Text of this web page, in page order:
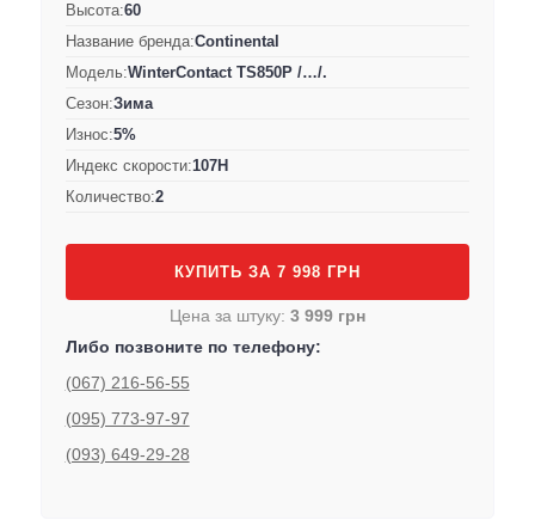
Высота:60
Название бренда:Continental
Модель:WinterContact TS850P /…/.
Сезон:Зима
Износ:5%
Индекс скорости:107H
Количество:2
КУПИТЬ ЗА 7 998 ГРН
Цена за штуку: 3 999 грн
Либо позвоните по телефону:
(067) 216-56-55
(095) 773-97-97
(093) 649-29-28